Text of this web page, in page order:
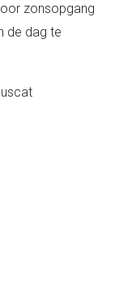
zonsopgang
de dag te